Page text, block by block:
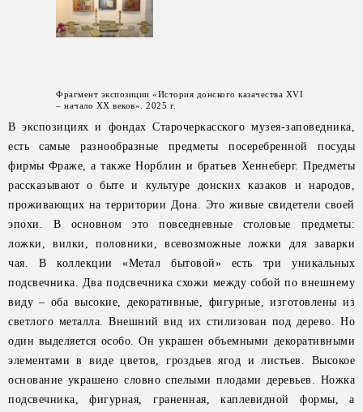
Фрагмент экспозиции «История донского казачества XVI
– начало XX веков». 2025 г.
В экспозициях и фондах Старочеркасского музея-заповедника,
есть самые разнообразные предметы посеребренной посуды
фирмы Фраже, а также Норблин и братьев Хеннеберг. Предметы
рассказывают о быте и культуре донских казаков и народов,
проживающих на территории Дона. Это живые свидетели своей
эпохи. В основном это повседневные столовые предметы:
ложки, вилки, половники, всевозможные ложки для заварки
чая. В коллекции «Метал бытовой» есть три уникальных
подсвечника. Два подсвечника схожи между собой по внешнему
виду – оба высокие, декоративные, фигурные, изготовлены из
светлого металла. Внешний вид их стилизован под дерево. Но
один выделяется особо. Он украшен объемными декоративными
элементами в виде цветов, гроздьев ягод и листьев. Высокое
основание украшено словно спелыми плодами деревьев. Ножка
подсвечника, фигурная, граненная, каплевидной формы, а